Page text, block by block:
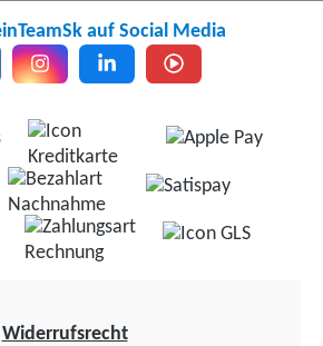
auf Social Media
Widerrufsrecht